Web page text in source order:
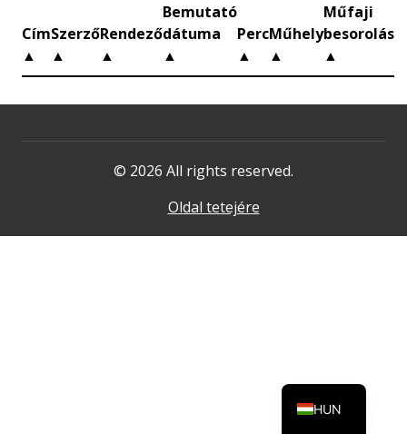
Cím
▲
Szerző
▲
Rendező
▲
Bemutató
dátuma
▲
Perc
▲
Műhely
▲
Műfaji
besorolás
▲
© 2026 All rights reserved.
Oldal tetejére
HUN